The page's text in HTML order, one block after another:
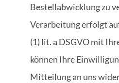
Bestellabwicklung zu
Verarbeitung erfolgt
(1) lit. a DSGVO mit
können Ihre
Mitteilung an uns